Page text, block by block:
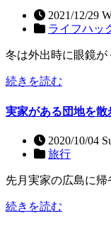
2021/12/29
ライフハッ
冬は外出時に眼鏡が
続きを読む
実家がある団地を散
2020/10/04
旅行
先月実家の広島に帰
続きを読む